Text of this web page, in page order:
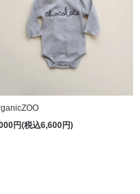
円(税込6,600円)